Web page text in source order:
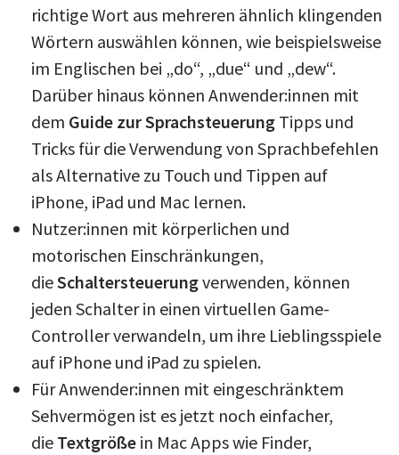
richtige Wort aus mehreren ähnlich klingenden
Wörtern auswählen können, wie beispielsweise
im Englischen bei „do“, „due“ und „dew“.
Darüber hinaus können Anwender:innen mit
dem Guide zur Sprachsteuerung Tipps und
Tricks für die Verwendung von Sprachbefehlen
als Alternative zu Touch und Tippen auf
iPhone, iPad und Mac lernen.
Nutzer:innen mit körperlichen und
motorischen Einschränkungen,
dieSchaltersteuerungverwenden, können
jeden Schalter in einen virtuellen Game-
Controller verwandeln, um ihre Lieblingsspiele
auf iPhone und iPad zu spielen.
Für Anwender:innen mit eingeschränktem
Sehvermögen ist es jetzt noch einfacher,
die Textgröße in Mac Apps wie Finder,